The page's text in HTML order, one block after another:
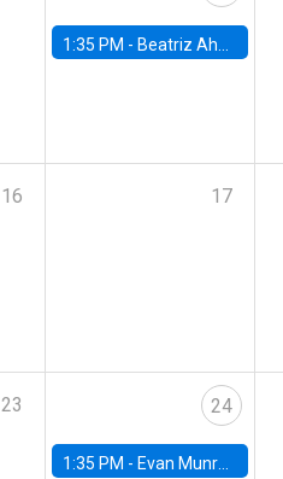
1:35 PM - Beatriz Ahumada, PhD candidate, Universidad de Pittsburgh
16 17
23 24
1:35 PM - Evan Munro, Neyman Visiting Assistant Professor in the Department of Statistics at UC Berkeley